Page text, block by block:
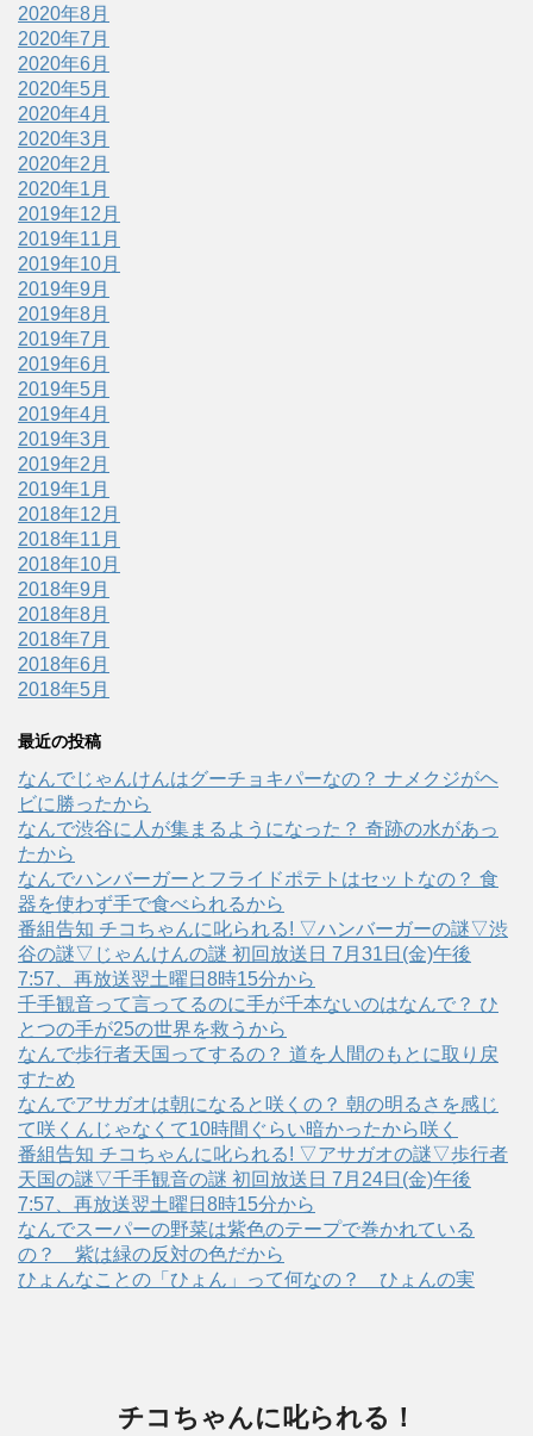
2020年8月
2020年7月
2020年6月
2020年5月
2020年4月
2020年3月
2020年2月
2020年1月
2019年12月
2019年11月
2019年10月
2019年9月
2019年8月
2019年7月
2019年6月
2019年5月
2019年4月
2019年3月
2019年2月
2019年1月
2018年12月
2018年11月
2018年10月
2018年9月
2018年8月
2018年7月
2018年6月
2018年5月
最近の投稿
なんでじゃんけんはグーチョキパーなの？ ナメクジがヘ
ビに勝ったから
なんで渋谷に人が集まるようになった？ 奇跡の水があっ
たから
なんでハンバーガーとフライドポテトはセットなの？ 食
器を使わず手で食べられるから
番組告知 チコちゃんに叱られる! ▽ハンバーガーの謎▽渋
谷の謎▽じゃんけんの謎 初回放送日 7月31日(金)午後
7:57、再放送翌土曜日8時15分から
千手観音って言ってるのに手が千本ないのはなんで？ ひ
とつの手が25の世界を救うから
なんで歩行者天国ってするの？ 道を人間のもとに取り戻
すため
なんでアサガオは朝になると咲くの？ 朝の明るさを感じ
て咲くんじゃなくて10時間ぐらい暗かったから咲く
番組告知 チコちゃんに叱られる! ▽アサガオの謎▽歩行者
天国の謎▽千手観音の謎 初回放送日 7月24日(金)午後
7:57、再放送翌土曜日8時15分から
なんでスーパーの野菜は紫色のテープで巻かれている
の？ 紫は緑の反対の色だから
ひょんなことの「ひょん」って何なの？ ひょんの実
チコちゃんに叱られる！